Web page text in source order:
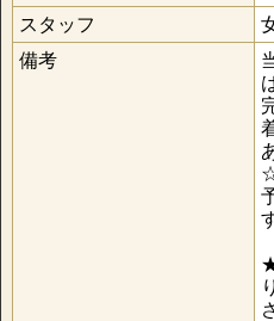
スタッフ
備考